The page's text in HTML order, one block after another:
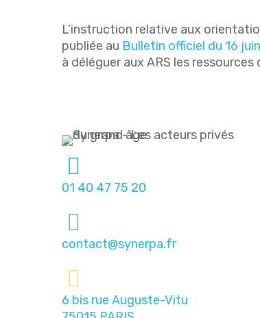
L’instruction relative aux
publiée au Bulletin officiel du 16
à déléguer aux ARS les
01 40 47 75 20
contact@synerpa.fr
6 bis rue Auguste-Vitu